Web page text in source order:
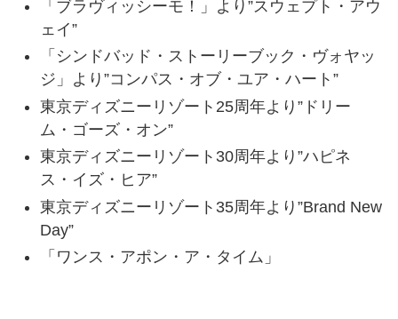
「ブラヴィッシーモ！」より”スウェプト・アウ
ェイ”
「シンドバッド・ストーリーブック・ヴォヤッ
ジ」より”コンパス・オブ・ユア・ハート”
東京ディズニーリゾート25周年より”ドリー
ム・ゴーズ・オン”
東京ディズニーリゾート30周年より”ハピネ
ス・イズ・ヒア”
東京ディズニーリゾート35周年より”Brand New
Day”
「ワンス・アポン・ア・タイム」